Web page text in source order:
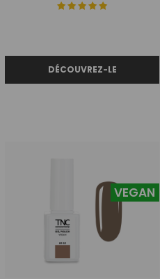
VEGAN